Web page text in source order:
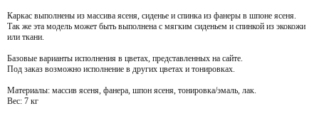
Каркас выполнены из массива ясеня, сиденье и спинка из фанеры в шпоне ясеня.
Так же эта модель может быть выполнена с мягким сиденьем и спинкой из экокожи
или ткани.
Базовые варианты исполнения в цветах, представленных на сайте.
Под заказ возможно исполнение в других цветах и тонировках.
Материалы: массив ясеня, фанера, шпон ясеня, тонировка/эмаль, лак.
Вес: 7 кг